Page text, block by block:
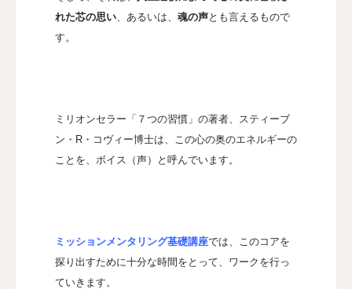
れた芯の思い 、あるいは、 魂の声とも言えるもので
す。
ミリオンセラー「７つの習慣」の著者、スティーブ
ン・R・コヴィー博士は、この心の奥のエネルギーの
ことを、ボイス（声）と呼んでいます。
ミッションメンタリング基礎講座では、このコアを
探り出すために十分な時間をとって、ワークを行っ
ていきます。